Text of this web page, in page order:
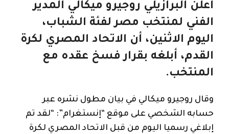
أعلن البرازيلي روجيرو ميكالي المدير
الفني لمنتخب مصر لفئة الشباب،
اليوم الاثنين، أن الاتحاد المصري لكرة
القدم، أبلغه بقرار فسخ عقده مع
المنتخب.
وقال روجيرو ميكالي في بيان مطول نشره عبر
حسابه الشخصي على موقع “إنستغرام”: “لقد تم
إبلاغي رسميا اليوم من قبل الاتحاد المصري لكرة